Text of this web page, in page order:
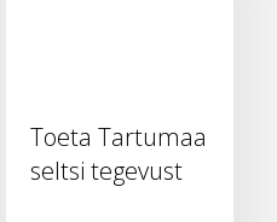
Toeta Tartumaa
seltsi tegevust